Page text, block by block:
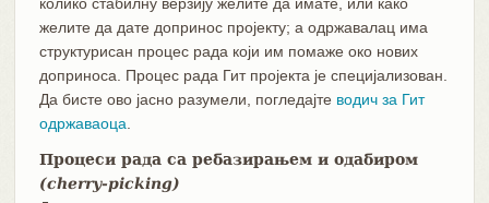
колико стабилну верзију желите да имате, или како
желите да дате допринос пројекту; а одржавалац има
структурисан процес рада који им помаже око нових
доприноса. Процес рада Гит пројекта је специјализован.
Да бисте ово јасно разумели, погледајте водич за Гит
одржаваоца.
Процеси рада са ребазирањем и одабиром
(cherry-picking)